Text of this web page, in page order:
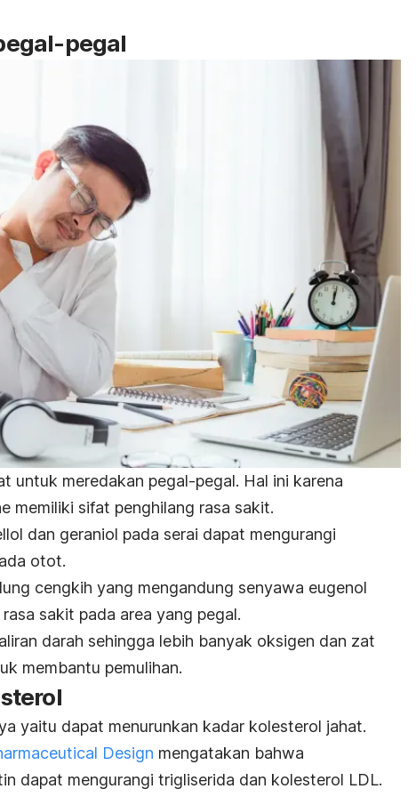
pegal
untuk meredakan pegal-pegal. Hal ini karena
memiliki sifat penghilang rasa sakit.
dan geraniol pada serai dapat mengurangi
otot.
cengkih yang mengandung senyawa eugenol
sakit pada area yang pegal.
darah sehingga lebih banyak oksigen dan zat
membantu pemulihan.
yaitu dapat menurunkan kadar kolesterol jahat.
Design mengatakan bahwa
dapat mengurangi trigliserida dan kolesterol LDL.